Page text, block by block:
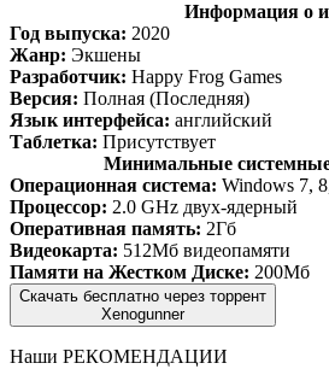
Информация о
Год выпуска: 2020
Жанр: Экшены
Разработчик: Happy Frog Games
Версия: Полная (Последняя)
Язык интерфейса: английский
Таблетка: Присутствует
Минимальные
Операционная система: Windows 7,
Процессор: 2.0 GHz двух-ядерный
Оперативная память: 2Гб
Видеокарта: 512Мб видеопамяти
Памяти на Жестком Диске: 200Мб
Скачать бесплатно через торрент
Xenogunner
Наши РЕКОМЕНДАЦИИ